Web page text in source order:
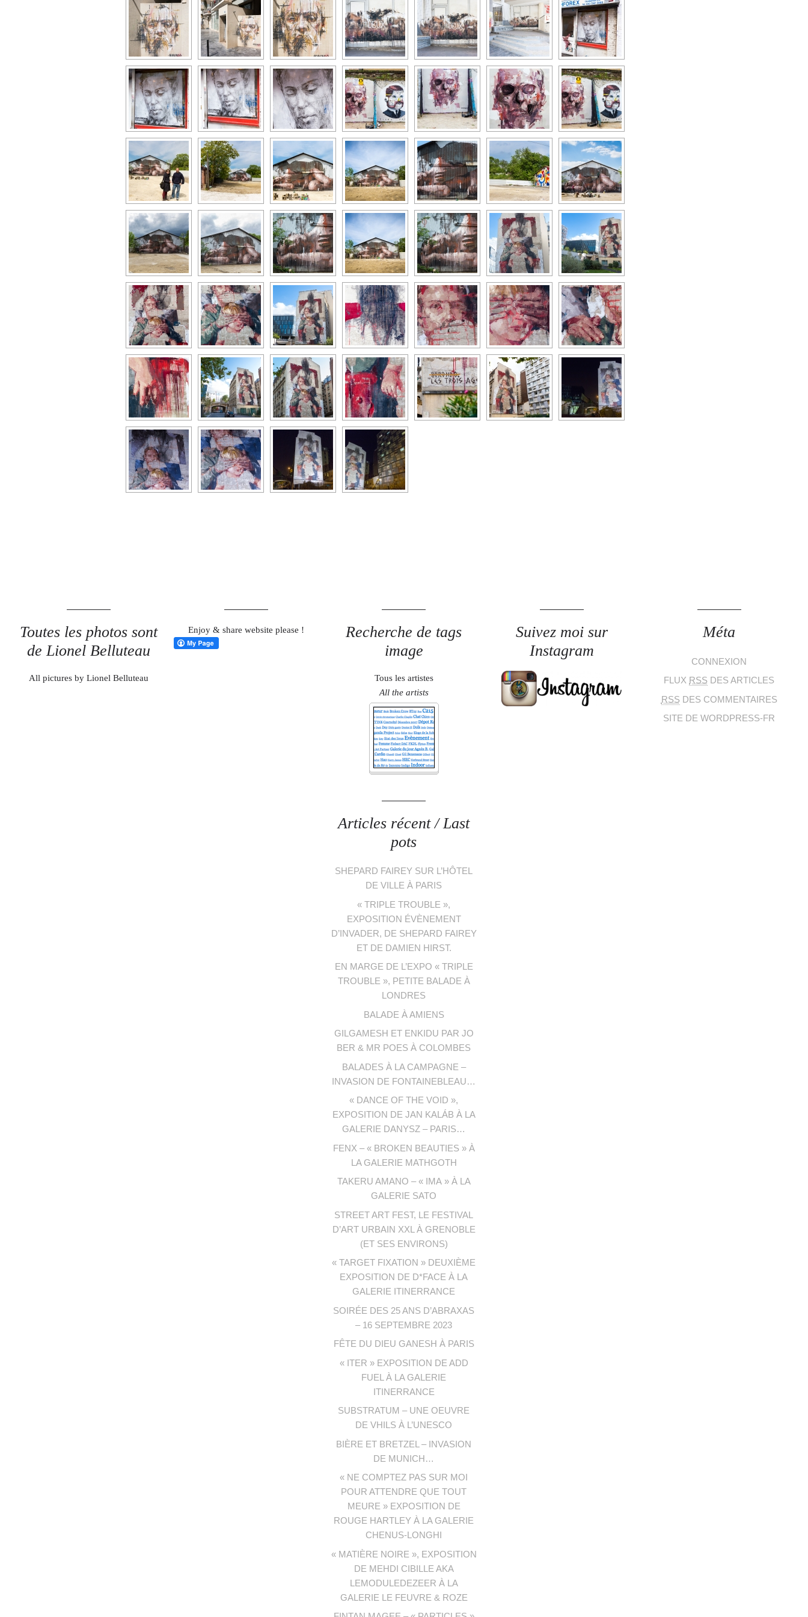
Toutes les photos sont
de Lionel Belluteau
All pictures by Lionel Belluteau
Enjoy & share website please !
Recherche de tags
image
Tous les artistes
All the artists
Suivez moi sur
Instagram
Méta
CONNEXION
FLUX RSS DES ARTICLES
RSS DES COMMENTAIRES
SITE DE WORDPRESS-FR
Articles récent / Last
pots
SHEPARD FAIREY SUR L’HÔTEL
DE VILLE À PARIS
« TRIPLE TROUBLE »,
EXPOSITION ÉVÈNEMENT
D’INVADER, DE SHEPARD FAIREY
ET DE DAMIEN HIRST.
EN MARGE DE L’EXPO « TRIPLE
TROUBLE », PETITE BALADE À
LONDRES
BALADE À AMIENS
GILGAMESH ET ENKIDU PAR JO
BER & MR POES À COLOMBES
BALADES À LA CAMPAGNE –
INVASION DE FONTAINEBLEAU…
« DANCE OF THE VOID »,
EXPOSITION DE JAN KALÁB À LA
GALERIE DANYSZ – PARIS…
FENX – « BROKEN BEAUTIES » À
LA GALERIE MATHGOTH
TAKERU AMANO – « IMA » À LA
GALERIE SATO
STREET ART FEST, LE FESTIVAL
D’ART URBAIN XXL À GRENOBLE
(ET SES ENVIRONS)
« TARGET FIXATION » DEUXIÈME
EXPOSITION DE D*FACE À LA
GALERIE ITINERRANCE
SOIRÉE DES 25 ANS D’ABRAXAS
– 16 SEPTEMBRE 2023
FÊTE DU DIEU GANESH À PARIS
« ITER » EXPOSITION DE ADD
FUEL À LA GALERIE
ITINERRANCE
SUBSTRATUM – UNE OEUVRE
DE VHILS À L’UNESCO
BIÈRE ET BRETZEL – INVASION
DE MUNICH…
« NE COMPTEZ PAS SUR MOI
POUR ATTENDRE QUE TOUT
MEURE » EXPOSITION DE
ROUGE HARTLEY À LA GALERIE
CHENUS-LONGHI
« MATIÈRE NOIRE », EXPOSITION
DE MEHDI CIBILLE AKA
LEMODULEDEZEER À LA
GALERIE LE FEUVRE & ROZE